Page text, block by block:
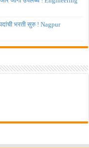
भरती सुरु ! Nagpur